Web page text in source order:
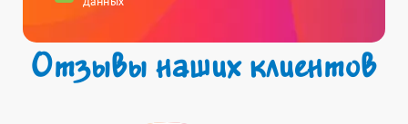
Отзывы наших клиентов